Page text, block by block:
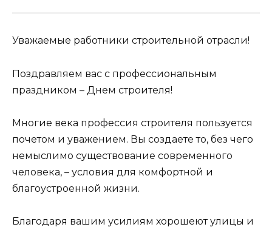
Уважаемые работники строительной отрасли!
Поздравляем вас с профессиональным
праздником – Днем строителя!
Многие века профессия строителя пользуется
почетом и уважением. Вы создаете то, без чего
немыслимо существование современного
человека, – условия для комфортной и
благоустроенной жизни.
Благодаря вашим усилиям хорошеют улицы и